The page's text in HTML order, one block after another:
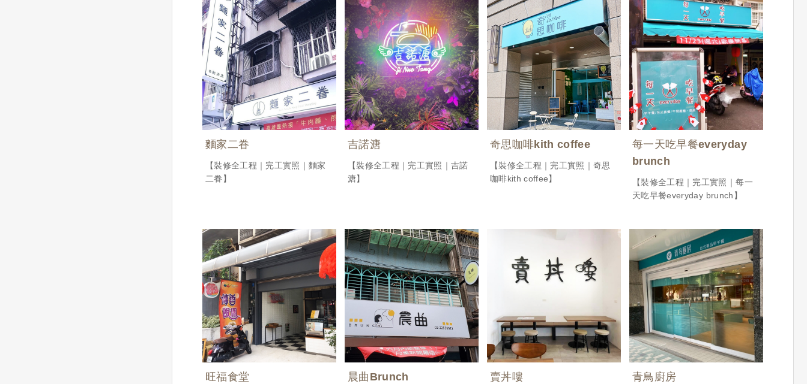
麵家二眷
【裝修全工程｜完工實照｜麵家
二眷】
吉諾溏
【裝修全工程｜完工實照｜吉諾
溏】
奇思咖啡kith coffee
【裝修全工程｜完工實照｜奇思
咖啡kith coffee】
每一天吃早餐everyday
brunch
【裝修全工程｜完工實照｜每一
天吃早餐everyday brunch】
旺福食堂 晨曲Brunch 賣丼嘍 青鳥廚房